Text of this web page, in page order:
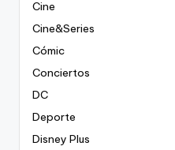
Cine
Cine&Series
Cómic
Conciertos
DC
Deporte
Disney Plus